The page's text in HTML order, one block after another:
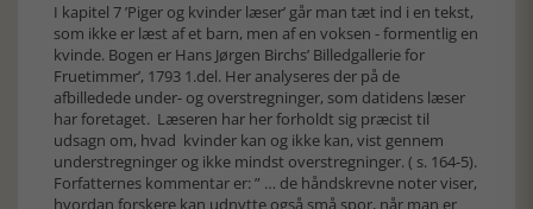
I kapitel 7 ’Piger og kvinder læser’ går man tæt ind i en tekst,
som ikke er læst af et barn, men af en voksen - formentlig en
kvinde. Bogen er Hans Jørgen Birchs’ Billedgallerie for
Fruetimmer’, 1793 1.del. Her analyseres der på de
afbilledede under- og overstregninger, som datidens læser
har foretaget. Læseren har her forholdt sig præcist til
udsagn om, hvad kvinder kan og ikke kan, vist gennem
understregninger og ikke mindst overstregninger. ( s. 164-5).
Forfatternes kommentar er: ” … de håndskrevne noter viser,
hvordan forskere kan udnytte også små spor, når man er